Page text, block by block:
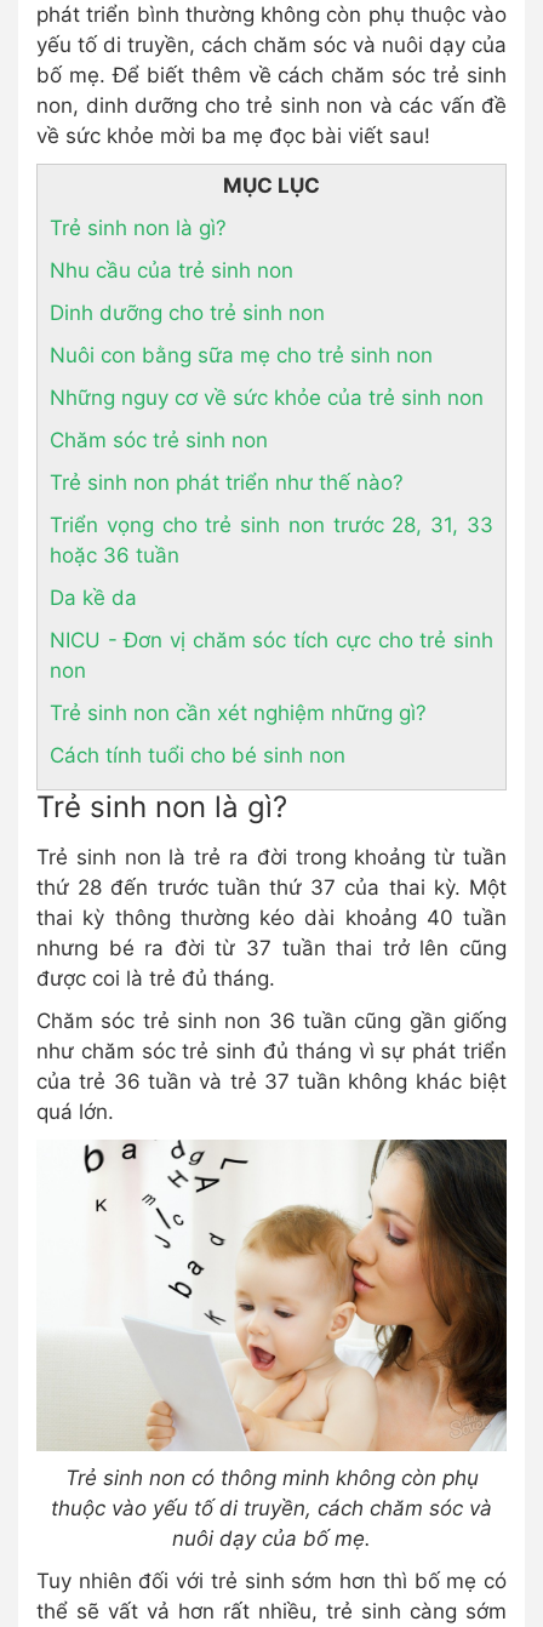
phát triển bình thường không còn phụ thuộc vào
yếu tố di truyền, cách chăm sóc và nuôi dạy của
bố mẹ. Để biết thêm về cách chăm sóc trẻ sinh
non, dinh dưỡng cho trẻ sinh non và các vấn đề
về sức khỏe mời ba mẹ đọc bài viết sau!
MỤC LỤC
Trẻ sinh non là gì?
Nhu cầu của trẻ sinh non
Dinh dưỡng cho trẻ sinh non
Nuôi con bằng sữa mẹ cho trẻ sinh non
Những nguy cơ về sức khỏe của trẻ sinh non
Chăm sóc trẻ sinh non
Trẻ sinh non phát triển như thế nào?
Triển vọng cho trẻ sinh non trước 28, 31, 33
hoặc 36 tuần
Da kề da
NICU - Đơn vị chăm sóc tích cực cho trẻ sinh
non
Trẻ sinh non cần xét nghiệm những gì?
Cách tính tuổi cho bé sinh non
Trẻ sinh non là gì?
Trẻ sinh non là trẻ ra đời trong khoảng từ tuần
thứ 28 đến trước tuần thứ 37 của thai kỳ. Một
thai kỳ thông thường kéo dài khoảng 40 tuần
nhưng bé ra đời từ 37 tuần thai trở lên cũng
được coi là trẻ đủ tháng.
Chăm sóc trẻ sinh non 36 tuần cũng gần giống
như chăm sóc trẻ sinh đủ tháng vì sự phát triển
của trẻ 36 tuần và trẻ 37 tuần không khác biệt
quá lớn.
Trẻ sinh non có thông minh không còn phụ
thuộc vào yếu tố di truyền, cách chăm sóc và
nuôi dạy của bố mẹ.
Tuy nhiên đối với trẻ sinh sớm hơn thì bố mẹ có
thể sẽ vất vả hơn rất nhiều, trẻ sinh càng sớm